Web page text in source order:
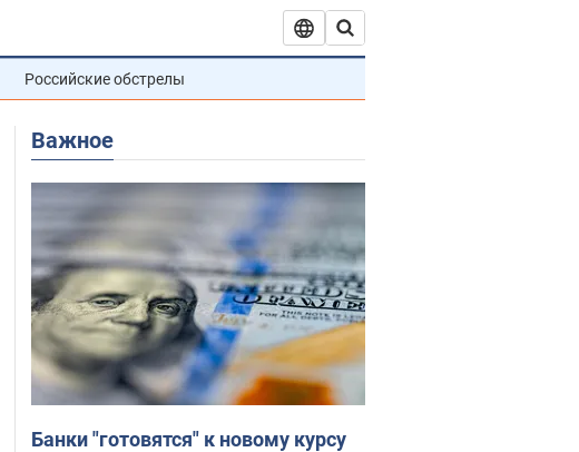
Российские обстрелы
Важное
Банки "готовятся" к новому курсу